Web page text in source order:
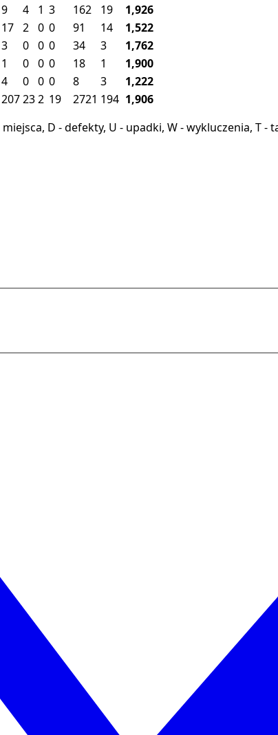
9 4 1 3 162 19
1,926
17 2 0 0 91 14
1,522
3 0 0 0 34 3
1,762
1 0 0 0 18 1
1,900
4 0 0 0 8 3
1,222
207232 19 2721 194 1,906
D - defekty, U - upadki, W - wykluczenia, T